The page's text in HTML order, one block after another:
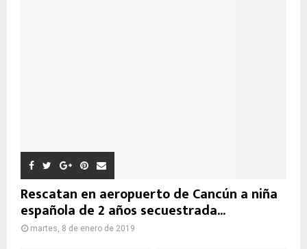
Rescatan en aeropuerto de Cancún a niña
española de 2 años secuestrada...
martes, 8 de enero de 2019